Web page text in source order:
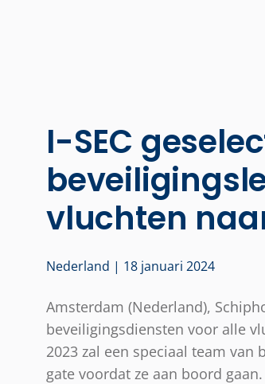
I-SEC
vluchten
Nederland | 18 januari 2024
Amsterdam (Nederland),
beveiligingsdiensten voor alle
2023 zal een speciaal team van
gate voordat ze aan boord gaan.